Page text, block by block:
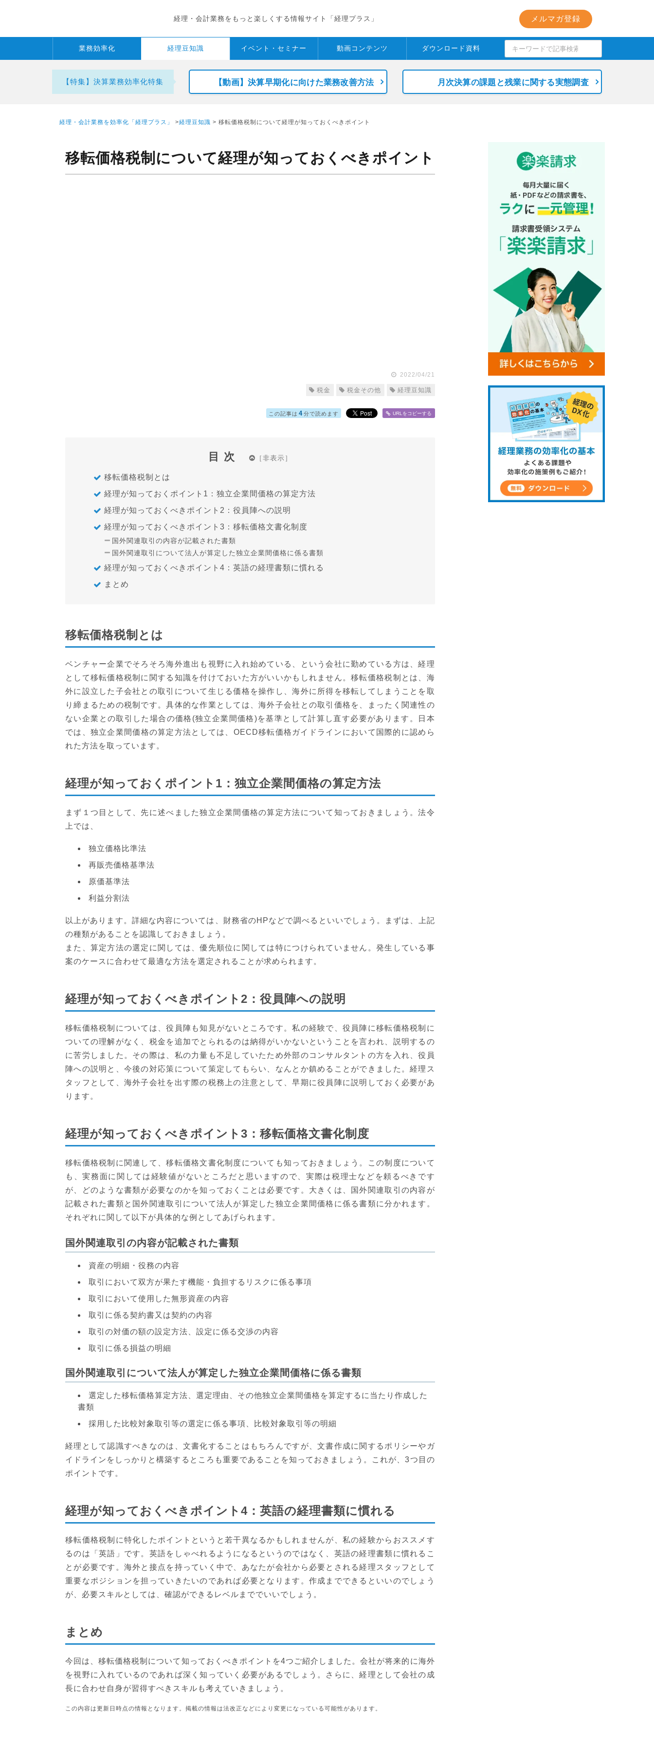
経理・会計業務をもっと楽しくする情報サイト「経理プラス」 メルマガ登録
業務効率化 経理豆知識 イベント・ セミナー 動画コンテンツ ダウンロード資料
【特集】決算業務効率化特集 【動画】決算早期化に向けた業務改善方法 月次決算の課題と残業に関する実態調査
経理・会計業務を効率化「経理プラス」 >経理豆知識 > 移転価格税制について経理が知っておくべきポイント
移転価格税制について経理が知っておくべきポイント
2022/04/21
税金 税金その他 経理豆知識
この記事は 4 分で読めます URLをコピーする
目次
移転価格税制とは
経理が知っておくポイント1：独立企業間価格の算定方法
経理が知っておくべきポイント2：役員陣への説明
経理が知っておくべきポイント3：移転価格文書化制度
国外関連取引の内容が記載された書類
国外関連取引について法人が算定した独立企業間価格に係る書類
経理が知っておくべきポイント4：英語の経理書類に慣れる
まとめ
移転価格税制とは
ベンチャー企業でそろそろ海外進出も視野に入れ始めている、という会社に勤めている方は、経理
として移転価格税制に関する知識を付けておいた方がいいかもしれません。移転価格税制とは、海
外に設立した子会社との取引について生じる価格を操作し、海外に所得を移転してしまうことを取
り締まるための税制です。具体的な作業としては、海外子会社との取引価格を、まったく関連性の
ない企業との取引した場合の価格(独立企業間価格)を基準として計算し直す必要があります。日本
では、独立企業間価格の算定方法としては、OECD移転価格ガイドラインにおいて国際的に認めら
れた方法を取っています。
経理が知っておくポイント1：独立企業間価格の算定方法
まず１つ目として、先に述べました独立企業間価格の算定方法について知っておきましょう。法令
上では、
独立価格比準法
再販売価格基準法
原価基準法
利益分割法
以上があります。詳細な内容については、財務省のHPなどで調べるといいでしょう。まずは、上記
の種類があることを認識しておきましょう。
また、算定方法の選定に関しては、優先順位に関しては特につけられていません。発生している事
案のケースに合わせて最適な方法を選定されることが求められます。
経理が知っておくべきポイント2：役員陣への説明
移転価格税制については、役員陣も知見がないところです。私の経験で、役員陣に移転価格税制に
ついての理解がなく、税金を追加でとられるのは納得がいかないということを言われ、説明するの
に苦労しました。その際は、私の力量も不足していたため外部のコンサルタントの方を入れ、役員
陣への説明と、今後の対応策について策定してもらい、なんとか鎮めることができました。経理ス
タッフとして、海外子会社を出す際の税務上の注意として、早期に役員陣に説明しておく必要があ
ります。
経理が知っておくべきポイント3：移転価格文書化制度
移転価格税制に関連して、移転価格文書化制度についても知っておきましょう。この制度について
も、実務面に関しては経験値がないところだと思いますので、実際は税理士などを頼るべきです
が、どのような書類が必要なのかを知っておくことは必要です。大きくは、国外関連取引の内容が
記載された書類と国外関連取引について法人が算定した独立企業間価格に係る書類に分かれます。
それぞれに関して以下が具体的な例としてあげられます。
国外関連取引の内容が記載された書類
資産の明細・役務の内容
取引において双方が果たす機能・負担するリスクに係る事項
取引において使用した無形資産の内容
取引に係る契約書又は契約の内容
取引の対価の額の設定方法、設定に係る交渉の内容
取引に係る損益の明細
国外関連取引について法人が算定した独立企業間価格に係る書類
選定した移転価格算定方法、選定理由、その他独立企業間価格を算定するに当たり作成した
書類
採用した比較対象取引等の選定に係る事項、比較対象取引等の明細
経理として認識すべきなのは、文書化することはもちろんですが、文書作成に関するポリシーやガ
イドラインをしっかりと構築するところも重要であることを知っておきましょう。これが、3つ目の
ポイントです。
経理が知っておくべきポイント4：英語の経理書類に慣れる
移転価格税制に特化したポイントというと若干異なるかもしれませんが、私の経験からおススメす
るのは「英語」です。英語をしゃべれるようになるというのではなく、英語の経理書類に慣れるこ
とが必要です。海外と接点を持っていく中で、あなたが会社から必要とされる経理スタッフとして
重要なポジションを担っていきたいのであれば必要となります。作成までできるといいのでしょう
が、必要スキルとしては、確認ができるレベルまででいいでしょう。
まとめ
今回は、移転価格税制について知っておくべきポイントを4つご紹介しました。会社が将来的に海外
を視野に入れているのであれば深く知っていく必要があるでしょう。さらに、経理として会社の成
長に合わせ自身が習得すべきスキルも考えていきましょう。
この内容は更新日時点の情報となります。掲載の情報は法改正などにより変更になっている可能性があります。